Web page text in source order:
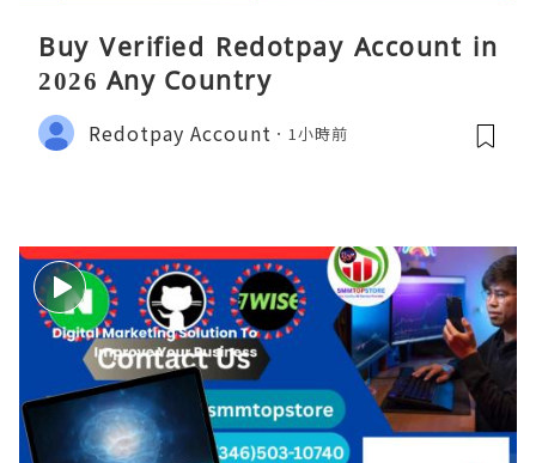
Buy Verified Redotpay Account in
2026 Any Country
Redotpay Account 1小時前